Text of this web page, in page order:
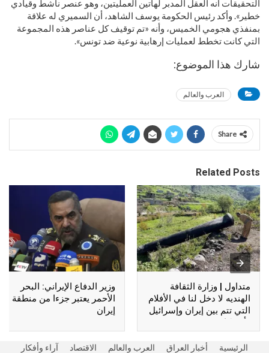
التحقيقات أنه العقل المدبر لهاتين العمليتين، وهو عنصر ناشط وقيادي
خطير». وأكد رئيس الحكومة يوسف الشاهد، أن السميري له علاقة
بمنفذي هجومي الخميس، وأنه «تم توقيف كل عناصر هذه المجموعة
التي كانت تخطط لعمليات إرهابية نوعية ضد تونس».
شارك هذا الموضوع:
العرب والعالم
Share
Related Posts
متداول | وزارة الثقافة
الهنديه لا دخل لنا في الأفلام
التي تتم بين إيران وإسرائيل
وأمريكا !!
وزير الدفاع الإيراني: البحر
الأحمر يعتبر جزءا من منطقة
إيران
الرئيسية أخبار العراق العرب والعالم الاقتصاد آراء وأفكار